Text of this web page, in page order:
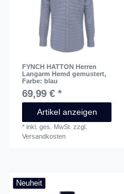
FYNCH HATTON Herren
Langarm Hemd gemustert,
Farbe: blau
69,99 € *
Artikel anzeigen
*inkl. ges. MwSt. zzgl.
Versandkosten
Neuheit